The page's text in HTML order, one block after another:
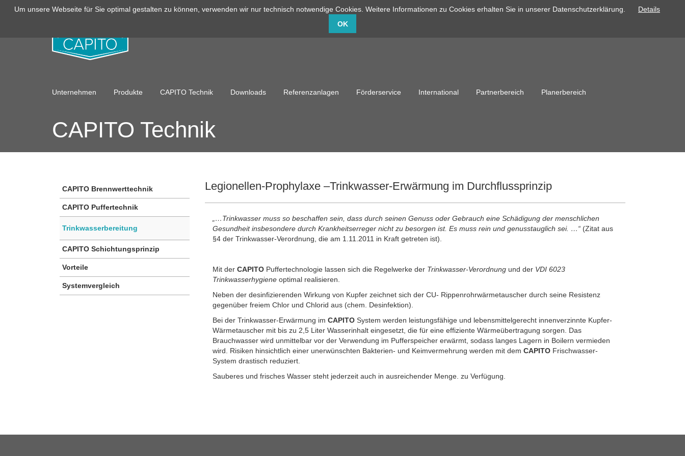
info@capito-gmbh.de 02735 / 760-0
Unternehmen Produkte CAPITO Technik Downloads Referenzanlagen Förderservice International Partnerbereich Planerbereich
CAPITO Technik
CAPITO Brennwerttechnik
CAPITO Puffertechnik
Trinkwasserbereitung
CAPITO Schichtungsprinzip
Vorteile
Systemvergleich
Legionellen-Prophylaxe –Trinkwasser-Erwärmung im Durchflussprinzip
„…Trinkwasser muss so beschaffen sein, dass durch seinen Genuss oder Gebrauch eine Schädigung der menschlichen
Gesundheit insbesondere durch Krankheitserreger nicht zu besorgen ist. Es muss rein und genusstauglich sei. …“ (Zitat aus
§4 der Trinkwasser-Verordnung, die am 1.11.2011 in Kraft getreten ist).
Mit der CAPITO Puffertechnologie lassen sich die Regelwerke der Trinkwasser-Verordnung und der VDI 6023
Trinkwasserhygiene optimal realisieren.
Neben der desinfizierenden Wirkung von Kupfer zeichnet sich der CU- Rippenrohrwärmetauscher durch seine Resistenz
gegenüber freiem Chlor und Chlorid aus (chem. Desinfektion).
Bei der Trinkwasser-Erwärmung im CAPITO System werden leistungsfähige und lebensmittelgerecht innenverzinnte Kupfer-
Wärmetauscher mit bis zu 2,5 Liter Wasserinhalt eingesetzt, die für eine effiziente Wärmeübertragung sorgen. Das
Brauchwasser wird unmittelbar vor der Verwendung im Pufferspeicher erwärmt, sodass langes Lagern in Boilern vermieden
wird. Risiken hinsichtlich einer unerwünschten Bakterien- und Keimvermehrung werden mit dem CAPITO Frischwasser-
System drastisch reduziert.
Sauberes und frisches Wasser steht jederzeit auch in ausreichender Menge. zu Verfügung.
Um unsere Webseite für Sie optimal gestalten zu können, verwenden wir nur technisch notwendige Cookies. Weitere Informationen zu Cookies erhalten Sie in unserer Datenschutzerklärung.
Details
OK